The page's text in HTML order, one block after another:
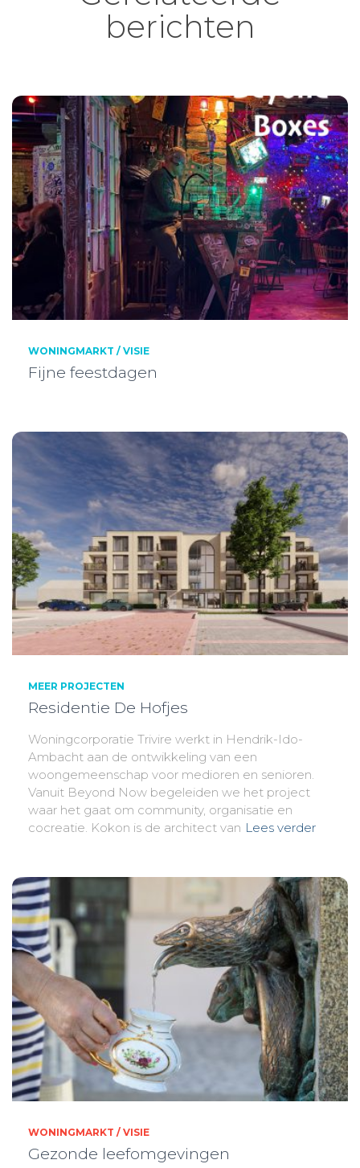
berichten
WONINGMARKT / VISIE
Fijne feestdagen
MEER PROJECTEN
Residentie De Hofjes
Woningcorporatie Trivire werkt in Hendrik-Ido-
Ambacht aan de ontwikkeling van een
woongemeenschap voor medioren en senioren.
Vanuit Beyond Now begeleiden we het project
waar het gaat om community, organisatie en
cocreatie. Kokon is de architect van Lees verder
WONINGMARKT / VISIE
Gezonde leefomgevingen